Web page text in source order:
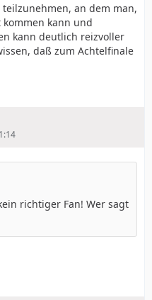
an dem man,
kann und
kann deutlich reizvoller
daß zum Achtelfinale
richtiger Fan! Wer sagt